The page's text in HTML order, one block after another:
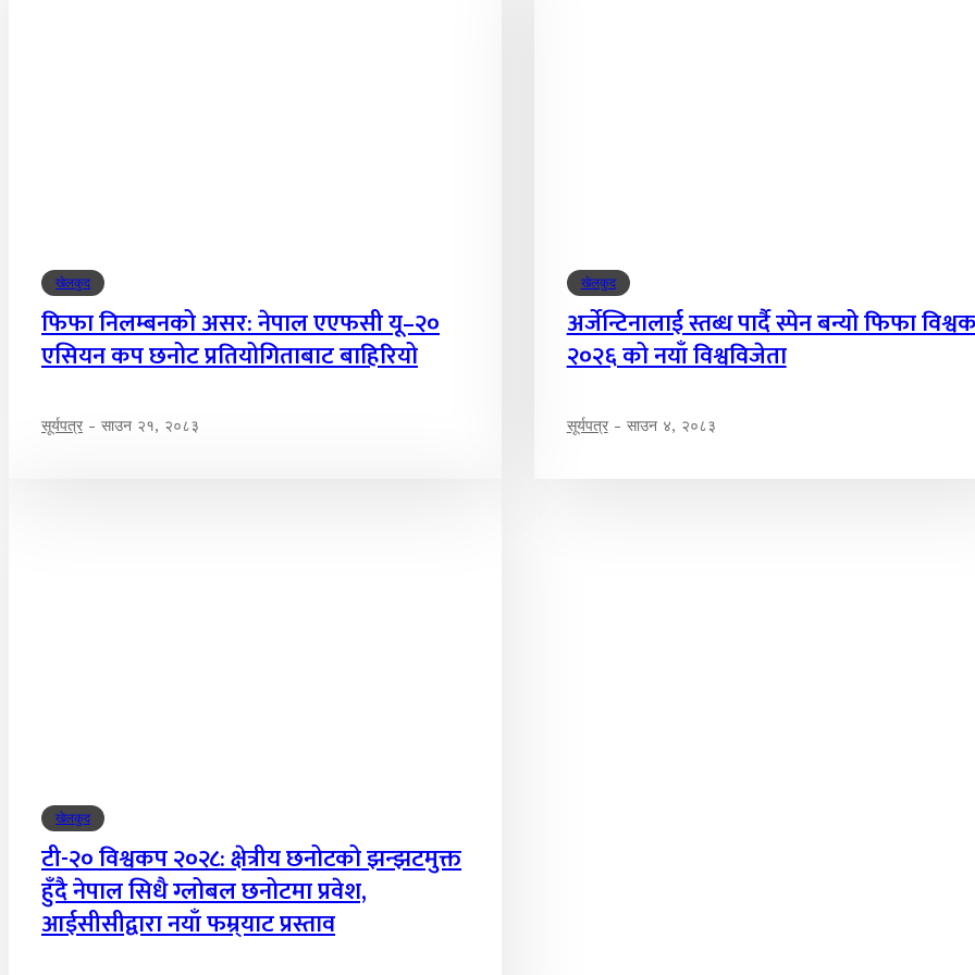
खेलकुद
फिफा निलम्बनको असर: नेपाल एएफसी यू–२०
एसियन कप छनोट प्रतियोगिताबाट बाहिरियो
सूर्यपत्र - साउन २१, २०८३
खेलकुद
अर्जेन्टिनालाई स्तब्ध पार्दै स्पेन बन्यो फिफा
२०२६ को नयाँ विश्वविजेता
सूर्यपत्र - साउन ४, २०८३
खेलकुद
टी-२० विश्वकप २०२८: क्षेत्रीय छनोटको झन्झटमुक्त
हुँदै नेपाल सिधै ग्लोबल छनोटमा प्रवेश,
आईसीसीद्वारा नयाँ फम्र्याट प्रस्ताव